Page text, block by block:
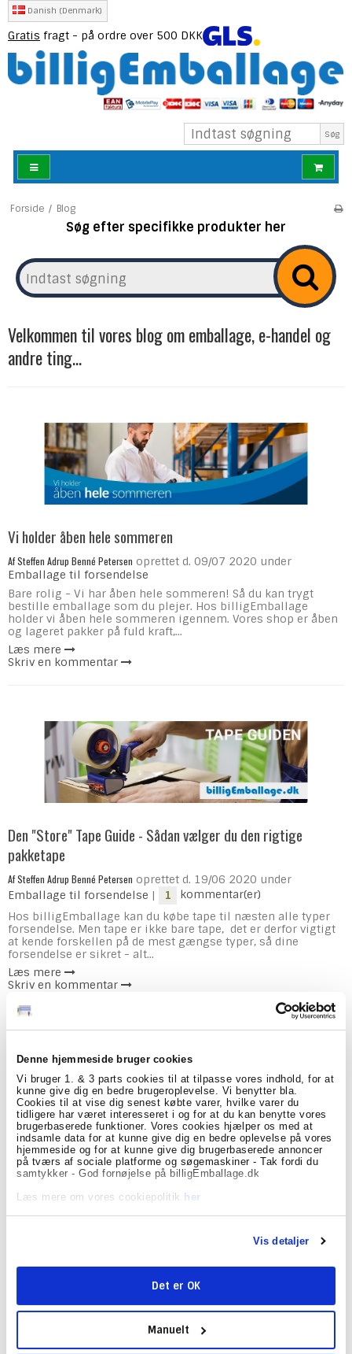
Denne hjemmeside bruger cookies
Vi bruger 1. & 3 parts cookies til at tilpasse vores indhold, for at
kunne give dig en bedre brugeroplevelse. Vi benytter bla.
Cookies til at vise dig senest købte varer, hvilke varer du
tidligere har været interesseret i og for at du kan benytte vores
brugerbaserede funktioner. Vores cookies hjælper os med at
indsamle data for at kunne give dig en bedre oplevelse på vores
hjemmeside og for at kunne give dig brugerbaserede annoncer
på tværs af sociale platforme og søgemaskiner - Tak fordi du
samtykker - God fornøjelse på billigEmballage.dk
Læs mere om vores cookiepolitik
her
Vis detaljer
Det er OK
Manuelt
Danish (Denmark)
Gratis fragt - på ordre over 500 DKK
Søg
Forside / Blog
Søg efter specifikke produkter her
Velkommen til vores blog om emballage, e-handel og
andre ting...
Vi holder åben hele sommeren
AfSteffen Adrup Benné Petersen oprettet d. 09/07 2020 under
Emballage til forsendelse
Bare rolig - Vi har åben hele sommeren! Så du kan trygt
bestille emballage som du plejer. Hos billigEmballage
holder vi åben hele sommeren igennem. Vores shop er åben
og lageret pakker på fuld kraft,...
Læs mere
Skriv en kommentar
Den "Store" Tape Guide - Sådan vælger du den rigtige
pakketape
AfSteffen Adrup Benné Petersen oprettet d. 19/06 2020 under
Emballage til forsendelse | 1
kommentar(er)
Hos billigEmballage kan du købe tape til næsten alle typer
forsendelse. Men tape er ikke bare tape, det er derfor vigtigt
at kende forskellen på de mest gængse typer, så dine
forsendelse er sikret - alt...
Læs mere
Skriv en kommentar
Overskuelig beskrivelse af krav til fragt med GLS
Steffen Adrup Benné Petersen oprettet d. 05/03 2020
Emballage til forsendelse
De fleste af vores kunder sender pakker til deres kunder med
hvordan du som afsender, kan beregne dine priser for fragt
Læs mere